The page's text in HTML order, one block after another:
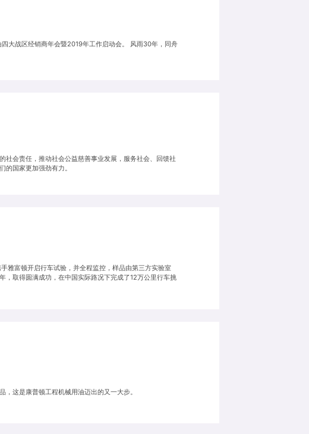
大战区经销商年会暨2019年工作启动会。 风雨30年，同舟
社会责任，推动社会公益慈善事业发展，服务社会、回馈社
国家更加强劲有力。
雅富顿开启行车试验，并全程监控，样品由第三方实验室
，取得圆满成功，在中国实际路况下完成了12万公里行车挑
这是康普顿工程机械用油迈出的又一大步。